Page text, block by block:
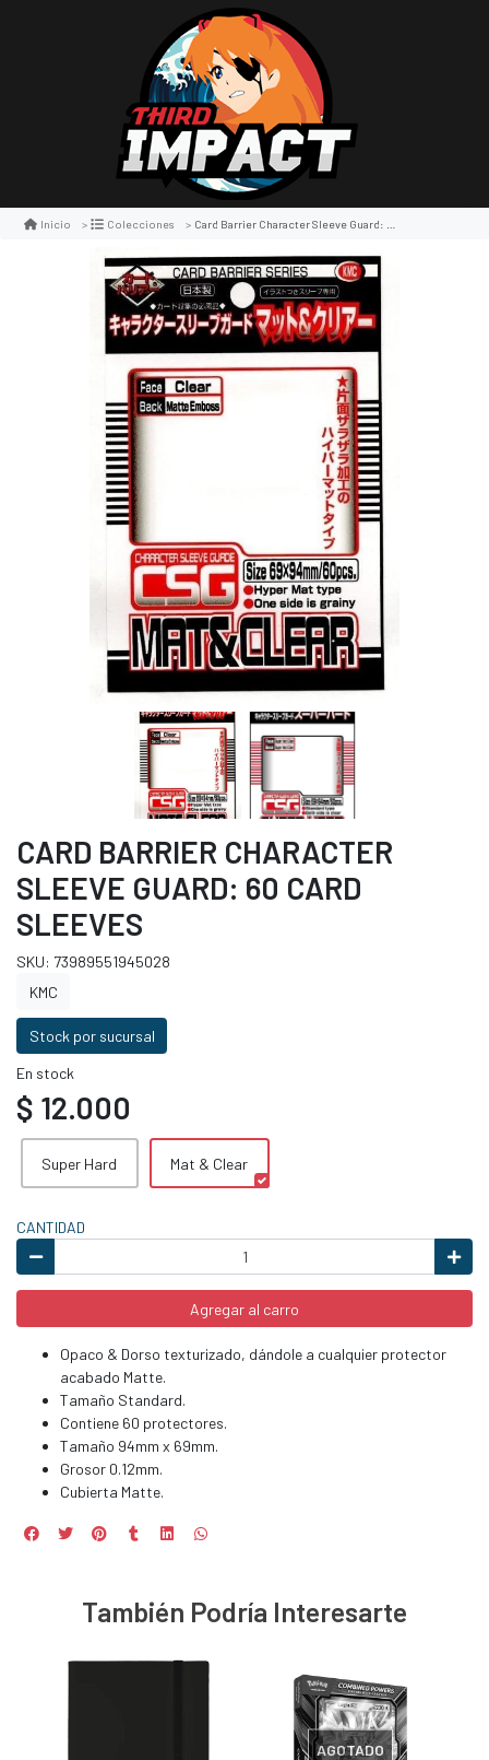
Inicio Colecciones Card Barrier Character Sleeve Guard: 60 Card Sleeves
CARD BARRIER CHARACTER
SLEEVE GUARD: 60 CARD
SLEEVES
SKU: 73989551945028
KMC
Stock por sucursal
En stock
$ 12.000
Super Hard Mat & Clear
CANTIDAD
Agregar al carro
Opaco & Dorso texturizado, dándole a cualquier protector
acabado Matte.
Tamaño Standard.
Contiene 60 protectores.
Tamaño 94mm x 69mm.
Grosor 0.12mm.
Cubierta Matte.
También Podría Interesarte
AGOTADO